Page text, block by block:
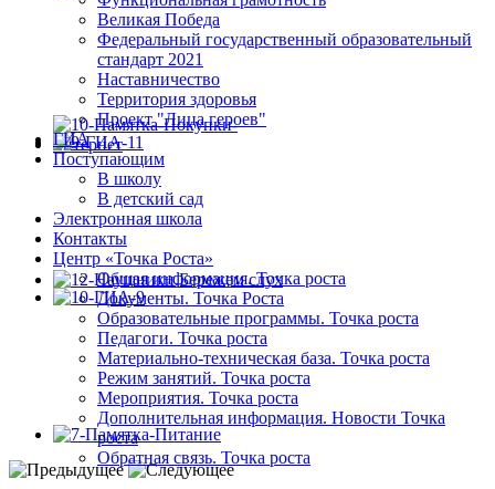
Великая Победа
Федеральный государственный образовательный
стандарт 2021
Наставничество
Территория здоровья
Проект "Лица героев"
ГИА
Поступающим
В школу
В детский сад
Электронная школа
Контакты
Центр «Точка Роста»
Общая информация. Точка роста
Документы. Точка Роста
Образовательные программы. Точка роста
Педагоги. Точка роста
Материально-техническая база. Точка роста
Режим занятий. Точка роста
Мероприятия. Точка роста
Дополнительная информация. Новости Точка
роста
Обратная связь. Точка роста